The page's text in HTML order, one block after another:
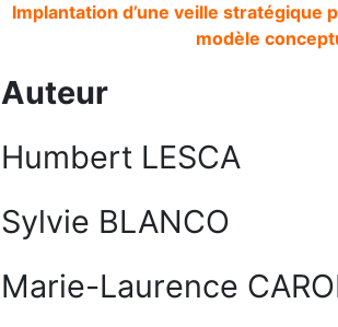
Implantation d’une veille stratégique
modèle
Auteur
Humbert LESCA
Sylvie BLANCO
Marie-Laurence